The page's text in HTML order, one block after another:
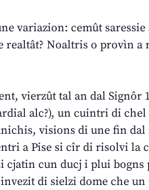
variazion: cemût
realtât? Noaltris o provìn
vierzût tal an dal Signôr
alc?), un cuintri di
visions di une fin
a Pise si cîr di risolvi la
cjatin cun ducj i plui bogns
di sielzi dome che un